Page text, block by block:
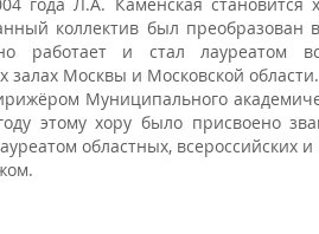
коллектив был преобразован
работает и стал лауреатом
Москвы и Московской области.
Муниципального
этому хору было присвоено
областных, всероссийских